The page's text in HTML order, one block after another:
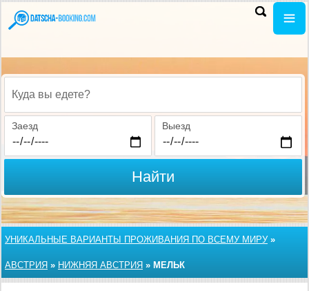
Куда вы едете?
Заезд Выезд
Найти
УНИКАЛЬНЫЕ ВАРИАНТЫ ПРОЖИВАНИЯ ПО ВСЕМУ МИРУ»
АВСТРИЯ » НИЖНЯЯ АВСТРИЯ » МЕЛЬК